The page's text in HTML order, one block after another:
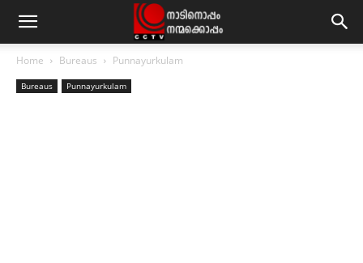
Home Bureaus Punnayurkulam
Bureaus Punnayurkulam